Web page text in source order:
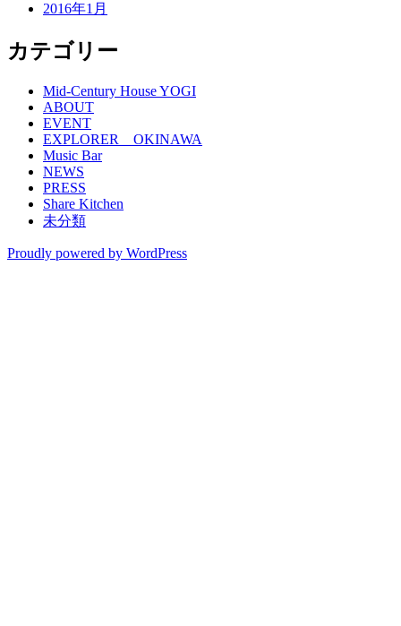
2016年1月
カテゴリー
Mid-Century House YOGI
ABOUT
EVENT
EXPLORER OKINAWA
Music Bar
NEWS
PRESS
Share Kitchen
未分類
Proudly powered by WordPress